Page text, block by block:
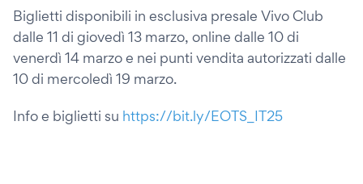
Biglietti disponibili in esclusiva presale Vivo Club
dalle 11 di giovedì 13 marzo, online dalle 10 di
venerdì 14 marzo e nei punti vendita autorizzati dalle
10 di mercoledì 19 marzo.
Info e biglietti su https://bit.ly/EOTS_IT25